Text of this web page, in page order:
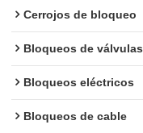
Cerrojos de bloqueo
Bloqueos de válvulas
Bloqueos eléctricos
Bloqueos de cable